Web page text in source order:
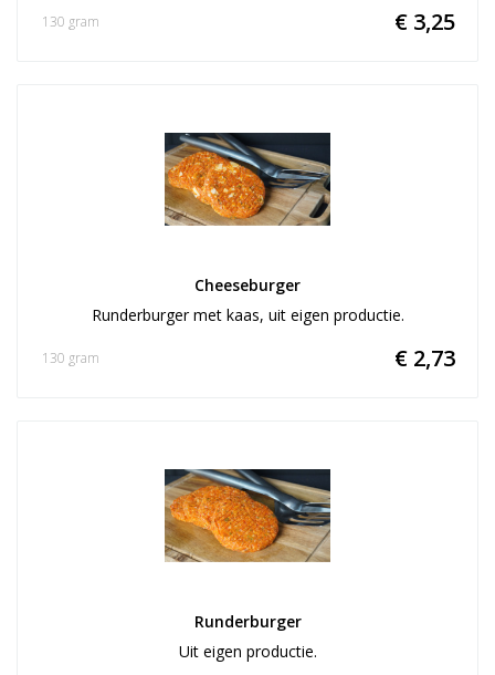
€ 3,25
130 gram
Cheeseburger
Runderburger met kaas, uit eigen productie.
€ 2,73
130 gram
Runderburger
Uit eigen productie.